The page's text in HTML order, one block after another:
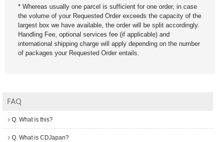
* Whereas usually one parcel is sufficient for one order, in case
the volume of your Requested Order exceeds the capacity of the
largest box we have available, the order will be split accordingly.
Handling Fee, optional services fee (if applicable) and
international shipping charge will apply depending on the number
of packages your Requested Order entails.
FAQ
Q. What is this?
Q. What is CDJapan?